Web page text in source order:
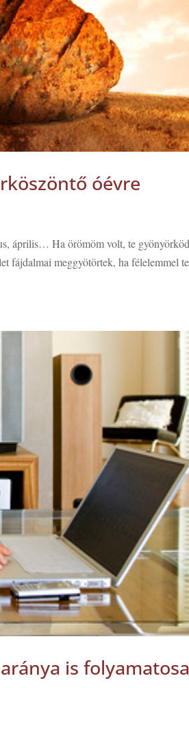
óévre
április… Ha örömöm volt, te
fájdalmai meggyötörtek, ha félelemmel
is